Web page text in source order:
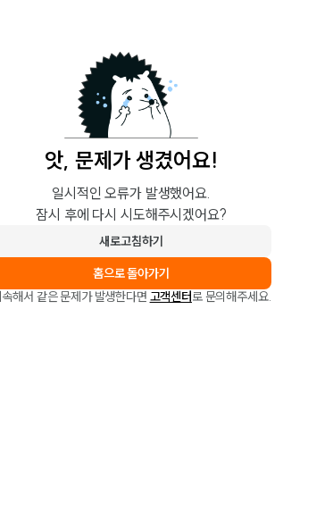
앗, 문제가 생겼어요!
일시적인 오류가 발생했어요.
잠시 후에 다시 시도해주시겠어요?
새로고침하기
홈으로 돌아가기
해서 같은 문제가 발생한다면 고객센터로 문의해주세요.